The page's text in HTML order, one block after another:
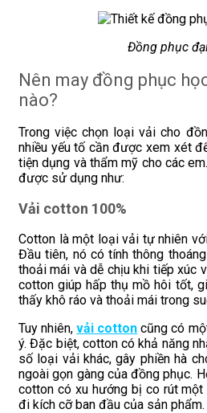
Đồng phục
Nên may đồng phục
nào?
Trong việc chọn loại vải cho
nhiều yếu tố cần được xem xét
tiện dụng và thẩm mỹ cho các
được sử dụng như:
Vải cotton 100%
Cotton là một loại vải tự nhiên
Đầu tiên, nó có tính thông
thoải mái và dễ chịu khi tiếp xúc
cotton giúp hấp thụ mồ hôi tốt,
thấy khô ráo và thoải mái trong
Tuy nhiên,vải cotton cũng có
ý. Đặc biệt, cotton có khả năng
số loại vải khác, gây phiền hà
ngoài gọn gàng của đồng phục.
cotton có xu hướng bị co rút
đi kích cỡ ban đầu của sản phẩm.